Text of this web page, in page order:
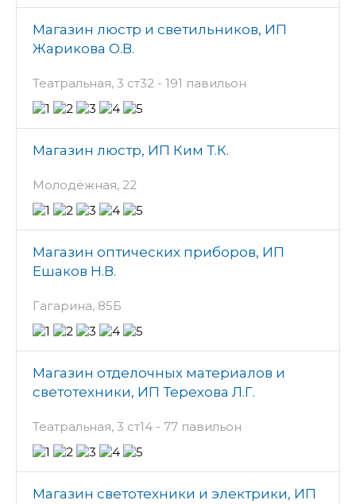
Магазин люстр и светильников, ИП
Жарикова О.В.
Театральная, 3 ст32 - 191 павильон
Магазин люстр, ИП Ким Т.К.
Молодёжная, 22
Магазин оптических приборов, ИП
Ешаков Н.В.
Гагарина, 85Б
Магазин отделочных материалов и
светотехники, ИП Терехова Л.Г.
Театральная, 3 ст14 - 77 павильон
Магазин светотехники и электрики, ИП